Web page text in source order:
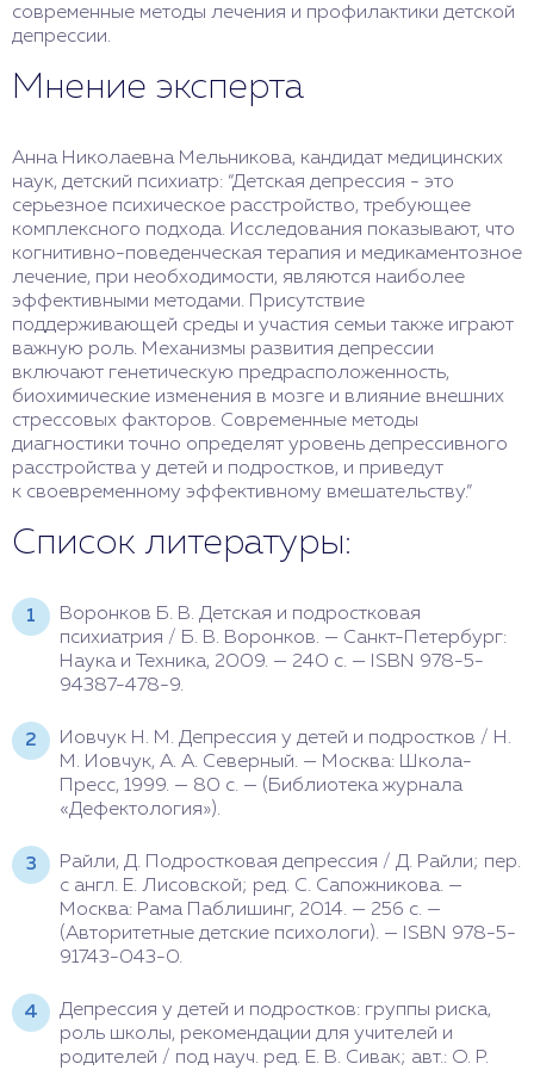
современные методы лечения и профилактики детской
депрессии.
Мнение эксперта
Анна Николаевна Мельникова, кандидат медицинских
наук, детский психиатр: “Детская депрессия - это
серьезное психическое расстройство, требующее
комплексного подхода. Исследования показывают, что
когнитивно-поведенческая терапия и медикаментозное
лечение, при необходимости, являются наиболее
эффективными методами. Присутствие
поддерживающей среды и участия семьи также играют
важную роль. Механизмы развития депрессии
включают генетическую предрасположенность,
биохимические изменения в мозге и влияние внешних
стрессовых факторов. Современные методы
диагностики точно определят уровень депрессивного
расстройства у детей и подростков, и приведут
к своевременному эффективному вмешательству.”
Список литературы:
Воронков Б. В. Детская и подростковая
психиатрия / Б. В. Воронков. — Санкт-Петербург:
Наука и Техника, 2009. — 240 с. — ISBN 978-5-
94387-478-9.
Иовчук Н. М. Депрессия у детей и подростков / Н.
М. Иовчук, А. А. Северный. — Москва: Школа-
Пресс, 1999. — 80 с. — (Библиотека журнала
«Дефектология»).
Райли, Д. Подростковая депрессия / Д. Райли; пер.
с англ. Е. Лисовской; ред. С. Сапожникова. —
Москва: Рама Паблишинг, 2014. — 256 с. —
(Авторитетные детские психологи). — ISBN 978-5-
91743-043-0.
Депрессия у детей и подростков: группы риска,
роль школы, рекомендации для учителей и
родителей / под науч. ред. Е. В. Сивак; авт.: О. Р.